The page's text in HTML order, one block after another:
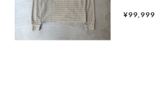
¥99,999